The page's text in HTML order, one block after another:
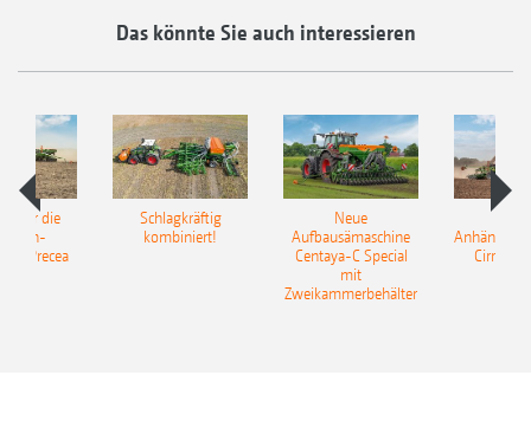
Das könnte Sie auch interessieren
für die
Precea
Schlagkräftig
kombiniert!
Neue
Aufbausämaschine
Centaya-C Special
mit
Zweikammerbehälter
Cirrus